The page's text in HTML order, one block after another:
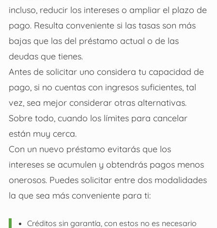
incluso, reducir los intereses o ampliar el plazo de
pago. Resulta conveniente si las tasas son más
bajas que las del préstamo actual o de las
deudas que tienes.
Antes de solicitar uno considera tu capacidad de
pago, si no cuentas con ingresos suficientes, tal
vez, sea mejor considerar otras alternativas.
Sobre todo, cuando los límites para cancelar
están muy cerca.
Con un nuevo préstamo evitarás que los
intereses se acumulen y obtendrás pagos menos
onerosos. Puedes solicitar entre dos modalidades
la que sea más conveniente para ti:
Créditos sin garantía, con estos no es necesario